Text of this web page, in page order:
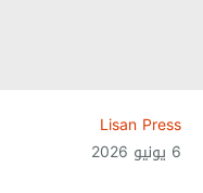
Lisan Press
6 يونيو 2026